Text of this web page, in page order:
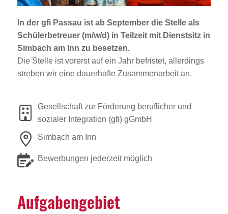
Jobportal
Presse und Medien
bbw e. V.
Karriere
Presse
News Archiv
In der gfi Passau ist ab September die Stelle als
Schülerbetreuer (m/w/d)in Teilzeit mit Dienstsitz in
Simbach am Inn zu besetzen.
Die Stelle ist vorerst auf ein Jahr befristet, allerdings
streben wir eine dauerhafte Zusammenarbeit an.
Gesellschaft zur Förderung beruflicher und
sozialer Integration (gfi) gGmbH
Simbach am Inn
Bewerbungen jederzeit möglich
Aufga­ben­ge­biet